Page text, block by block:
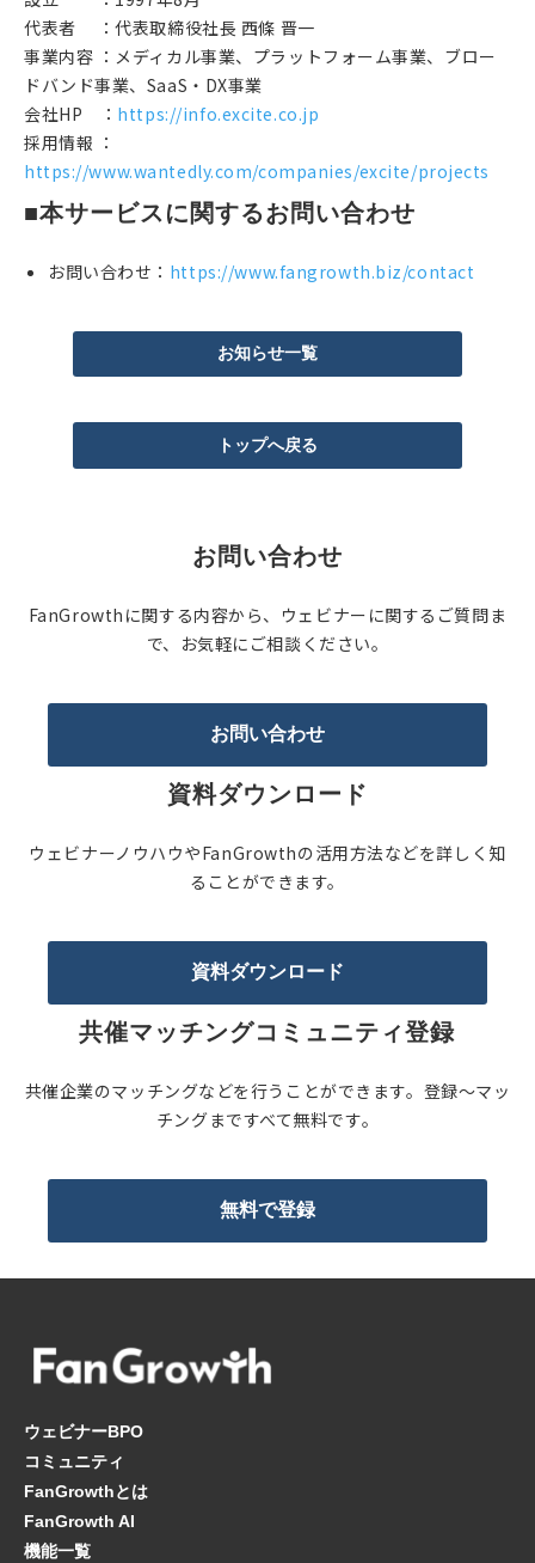
代表者 ：代表取締役社長 西條 晋一
事業内容 ：メディカル事業、プラットフォーム事業、ブロー
ドバンド事業、SaaS・DX事業
会社HP ： https://info.excite.co.jp
採用情報 ：
https://www.wantedly.com/companies/excite/projects
■本サービスに関するお問い合わせ
お問い合わせ： https://www.fangrowth.biz/contact
お知らせ一覧
トップへ戻る
お問い合わせ
FanGrowthに関する内容から、ウェビナーに関するご質問ま
で、お気軽にご相談ください。
お問い合わせ
資料ダウンロード
ウェビナーノウハウやFanGrowthの活用方法などを詳しく知
ることができます。
資料ダウンロード
共催マッチングコミュニティ登録
共催企業のマッチングなどを行うことができます。登録〜マッ
チングまですべて無料です。
無料で登録
ウェビナーBPO
コミュニティ
FanGrowthとは
FanGrowth AI
機能一覧